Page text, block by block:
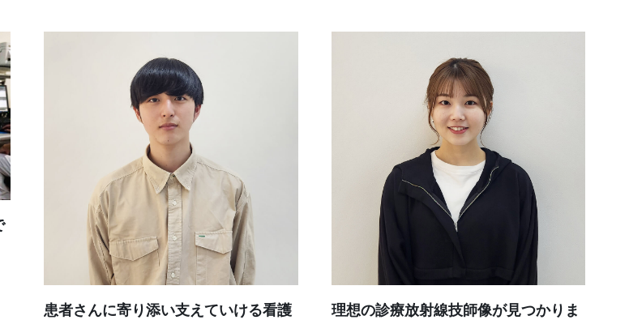
患者さんに寄り添い支えていける看護
理想の診療放射線技師像が見つかりま